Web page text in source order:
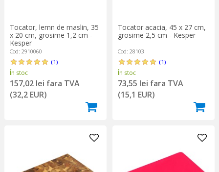
Tocator, lemn de maslin, 35
x 20 cm, grosime 1,2 cm -
Kesper
Cod: 2910060
(1)
În stoc
157,02 lei fara TVA
(32,2 EUR)
Tocator acacia, 45 x 27 cm,
grosime 2,5 cm - Kesper
Cod: 28103
(1)
În stoc
73,55 lei fara TVA
(15,1 EUR)